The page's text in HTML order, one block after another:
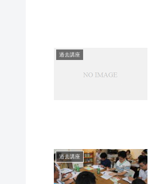
過去講座
過去講座